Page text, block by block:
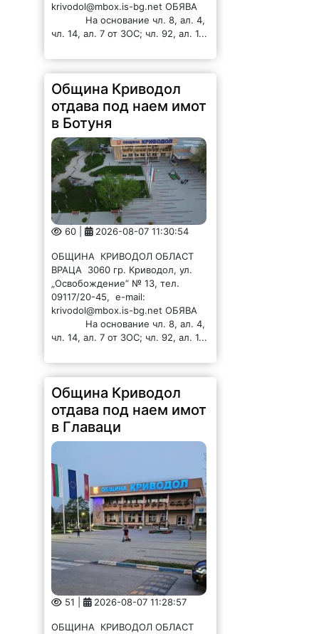
krivodol@mbox.is-bg.net ОБЯВА
На основание чл. 8, ал. 4,
чл. 14, ал. 7 от ЗОС; чл. 92, ал. 1...
Община Криводол
отдава под наем имот
в Ботуня
60 | 2026-08-07 11:30:54
ОБЩИНА КРИВОДОЛ ОБЛАСТ
ВРАЦА 3060 гр. Криводол, ул.
„Освобождение” № 13, тел.
09117/20-45, e-mail:
krivodol@mbox.is-bg.net ОБЯВА
На основание чл. 8, ал. 4,
чл. 14, ал. 7 от ЗОС; чл. 92, ал. 1...
Община Криводол
отдава под наем имот
в Главаци
51 | 2026-08-07 11:28:57
ОБЩИНА КРИВОДОЛ ОБЛАСТ